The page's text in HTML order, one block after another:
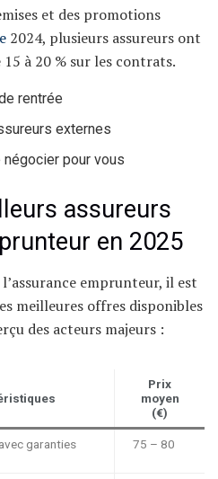
et des promotions
2024, plusieurs assureurs ont
à 20 % sur les contrats.
rentrée
externes
négocier pour vous
assureurs
en 2025
emprunteur, il est
meilleures offres disponibles
des acteurs majeurs :
Prix
moyen
(€)
garanties
75 – 80